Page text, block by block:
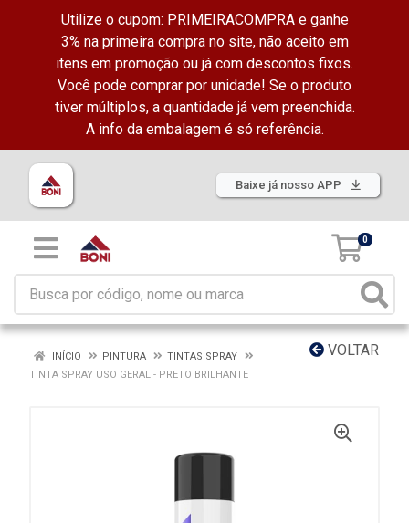
Utilize o cupom: PRIMEIRACOMPRA e ganhe
3% na primeira compra no site, não aceito em
itens em promoção ou já com descontos fixos.
Você pode comprar por unidade! Se o produto
tiver múltiplos, a quantidade já vem preenchida.
A info da embalagem é só referência.
Baixe já nosso APP
0
VOLTAR
INÍCIO PINTURA
TINTAS SPRAY
TINTA SPRAY USO GERAL - PRETO BRILHANTE